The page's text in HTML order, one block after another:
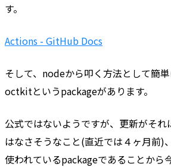
す。
Actions - GitHub Docs
そして、nodeから叩く方法として簡単
octkitというpackageがあります。
公式ではないようですが、更新がそ
はなさそうなこと(直近では４ヶ月前)
使われているpackageであることから